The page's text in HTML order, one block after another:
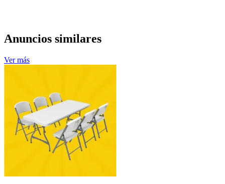
Anuncios similares
Ver más